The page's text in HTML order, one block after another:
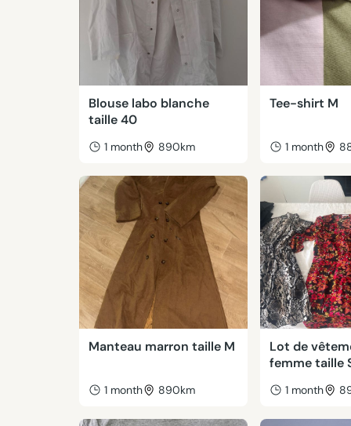
Blouse labo blanche
taille 40
1 month 890km
Tee-shirt M
1 month
Manteau marron taille M
1 month 890km
Lot de
femme taille
1 month